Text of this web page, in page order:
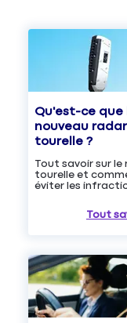
Qu'est-ce que
nouveau radar
tourelle ?
Tout savoir sur le
tourelle et
éviter les
Tout